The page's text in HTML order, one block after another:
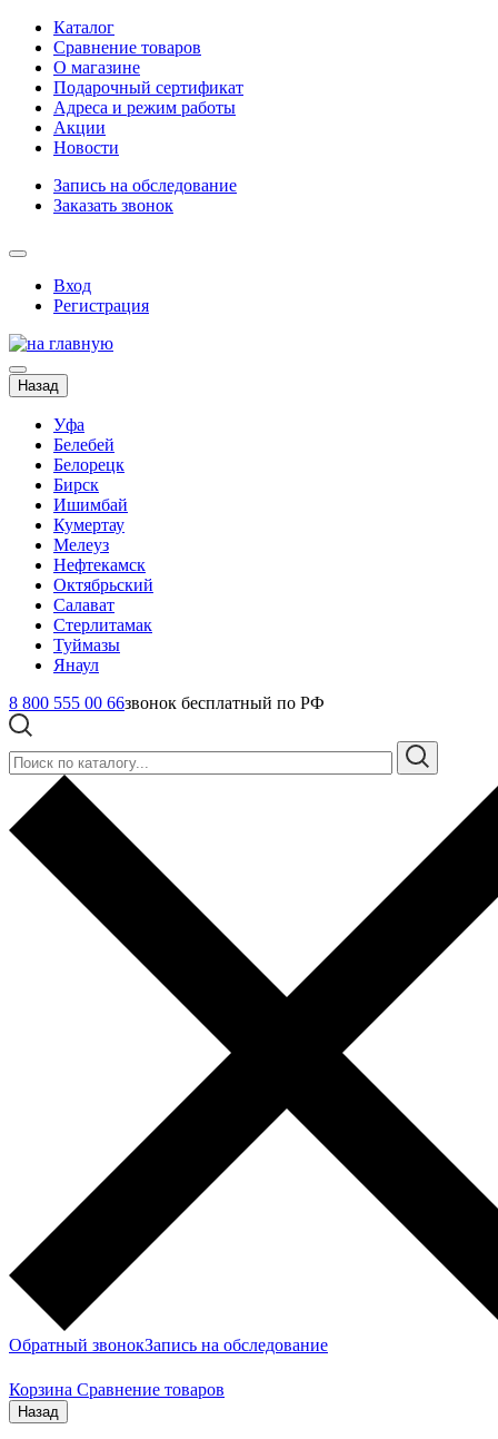
Каталог
Сравнение товаров
О магазине
Подарочный сертификат
Адреса и режим работы
Акции
Новости
Запись на обследование
Заказать звонок
Вход
Регистрация
Назад
Уфа
Белебей
Белорецк
Бирск
Ишимбай
Кумертау
Мелеуз
Нефтекамск
Октябрьский
Салават
Стерлитамак
Туймазы
Янаул
8 800 555 00 66звонок бесплатный по РФ
Обратный звонокЗапись на обследование
Корзина Сравнение товаров
Назад